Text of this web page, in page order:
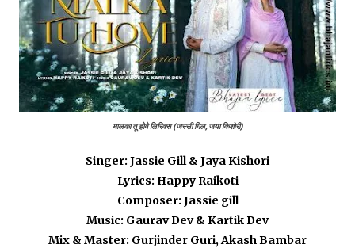
मालका तू होवे लिरिक्स (जस्सी गिल, जया किशोरी)
Singer: Jassie Gill & Jaya Kishori
Lyrics: Happy Raikoti
Composer: Jassie gill
Music: Gaurav Dev & Kartik Dev
Mix & Master: Gurjinder Guri, Akash Bambar